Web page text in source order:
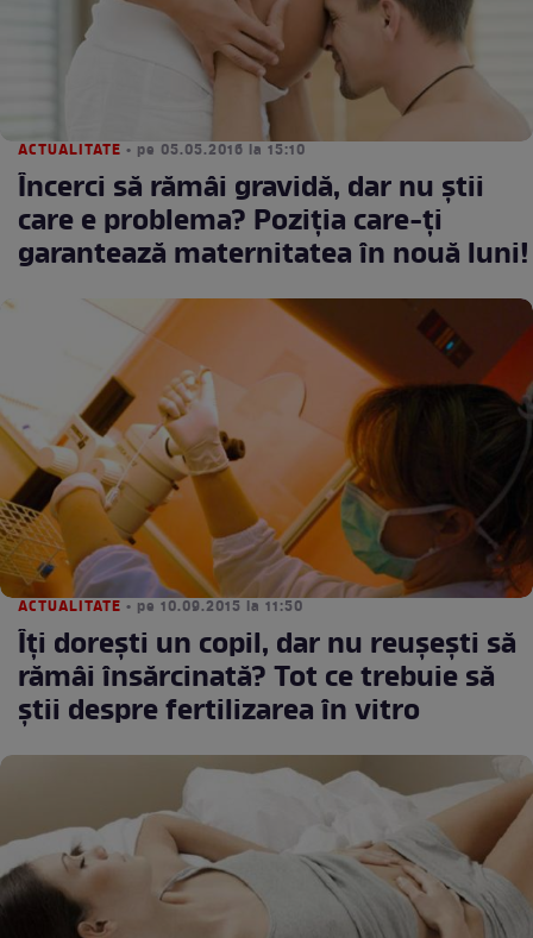
ACTUALITATE • pe 05.05.2016 la 15:10
Încerci să rămâi gravidă, dar nu ştii
care e problema? Poziţia care-ţi
garantează maternitatea în nouă luni!
ACTUALITATE • pe 10.09.2015 la 11:50
Îţi doreşti un copil, dar nu reuşeşti să
rămâi însărcinată? Tot ce trebuie să
ştii despre fertilizarea în vitro